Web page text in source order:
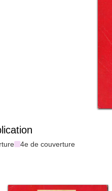
4e de couverture